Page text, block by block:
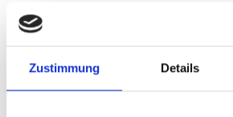
Zustimmung Details